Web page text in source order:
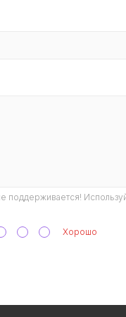
поддерживается!
Хорошо